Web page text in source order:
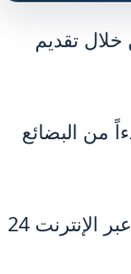
تقديم
من البضائع
تتميز الشركة بفروعها المتعددة في أنحاء المملكة، مما يتيح تغطية واسعة، بالإضافة إلى خدمة عملاء متوفرة عبر الإنترنت 24